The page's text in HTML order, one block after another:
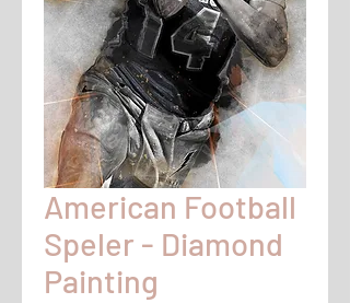
American Football
Speler - Diamond
Painting